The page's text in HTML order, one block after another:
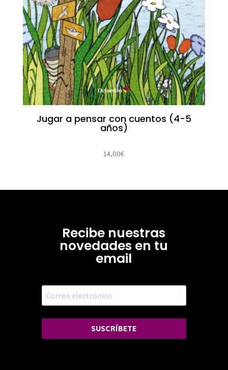
Jugar a pensar con cuentos (4-5
años)
14,00€
Recibe nuestras
novedades en tu
email
SUSCRÍBETE